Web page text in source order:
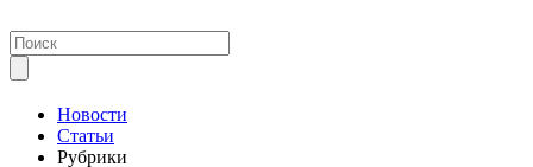
Новости
Статьи
Рубрики